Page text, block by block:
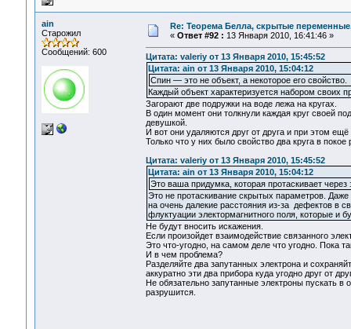
ain
Старожил
Сообщений: 600
Re: Теорема Белла, скрытые
« Ответ #92 : 13 Января 2010, 16:41:46 »
Цитата: valeriy от 13 Января 2010, 15:45:52
Цитата: ain от 13 Января 2010, 15:04:12
Спин — это не объект, а некоторое его свойство.
Каждый объект характеризуется набором своих
Загорают две подружки на воде лежа на кругах.
В один момент они толкнули каждая круг своей
девушкой.
И вот они удаляются друг от друга и при этом
Только что у них было свойство два круга в
Цитата: valeriy от 13 Января 2010, 15:45:52
Цитата: ain от 13 Января 2010, 15:04:12
Это ваша придумка, которая протаскивает
Это не протаскивание скрытых параметров.
на очень далекие расстояния из-за дефектов в
флуктуации электормагнитного поля, которые и
Не будут вносить искажения.
Если произойдет взаимодействие связанного
Это что-угодно, на самом деле что угодно. Пока
И в чем проблема?
Разделяйте два запутанных электрона и
аккуратно эти два прибора куда угодно друг от
Не обязательно запутанные электроны пускать в
разрушится.